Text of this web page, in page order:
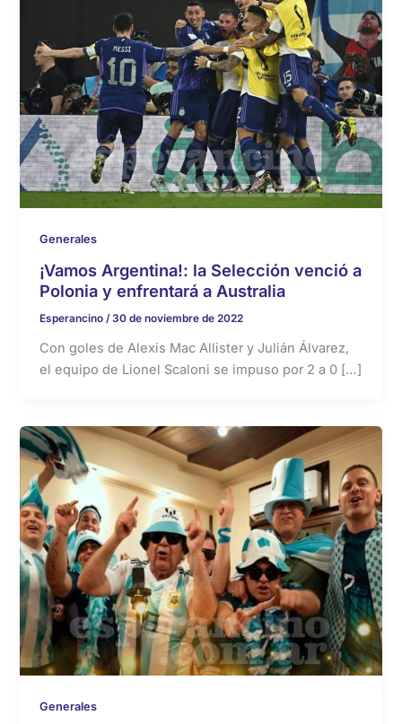
Generales
¡Vamos Argentina!: la Selección venció a
Polonia y enfrentará a Australia
Esperancino /30 de noviembre de 2022
Con goles de Alexis Mac Allister y Julián Álvarez,
el equipo de Lionel Scaloni se impuso por 2 a 0 […]
Generales